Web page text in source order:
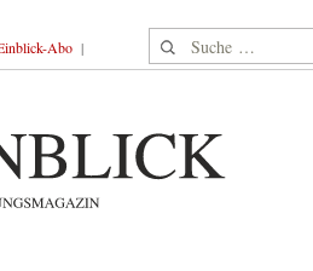
Abo Suche nach: